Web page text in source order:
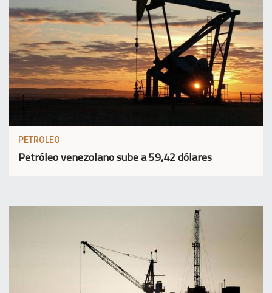
PETROLEO
Petróleo venezolano sube a 59,42 dólares